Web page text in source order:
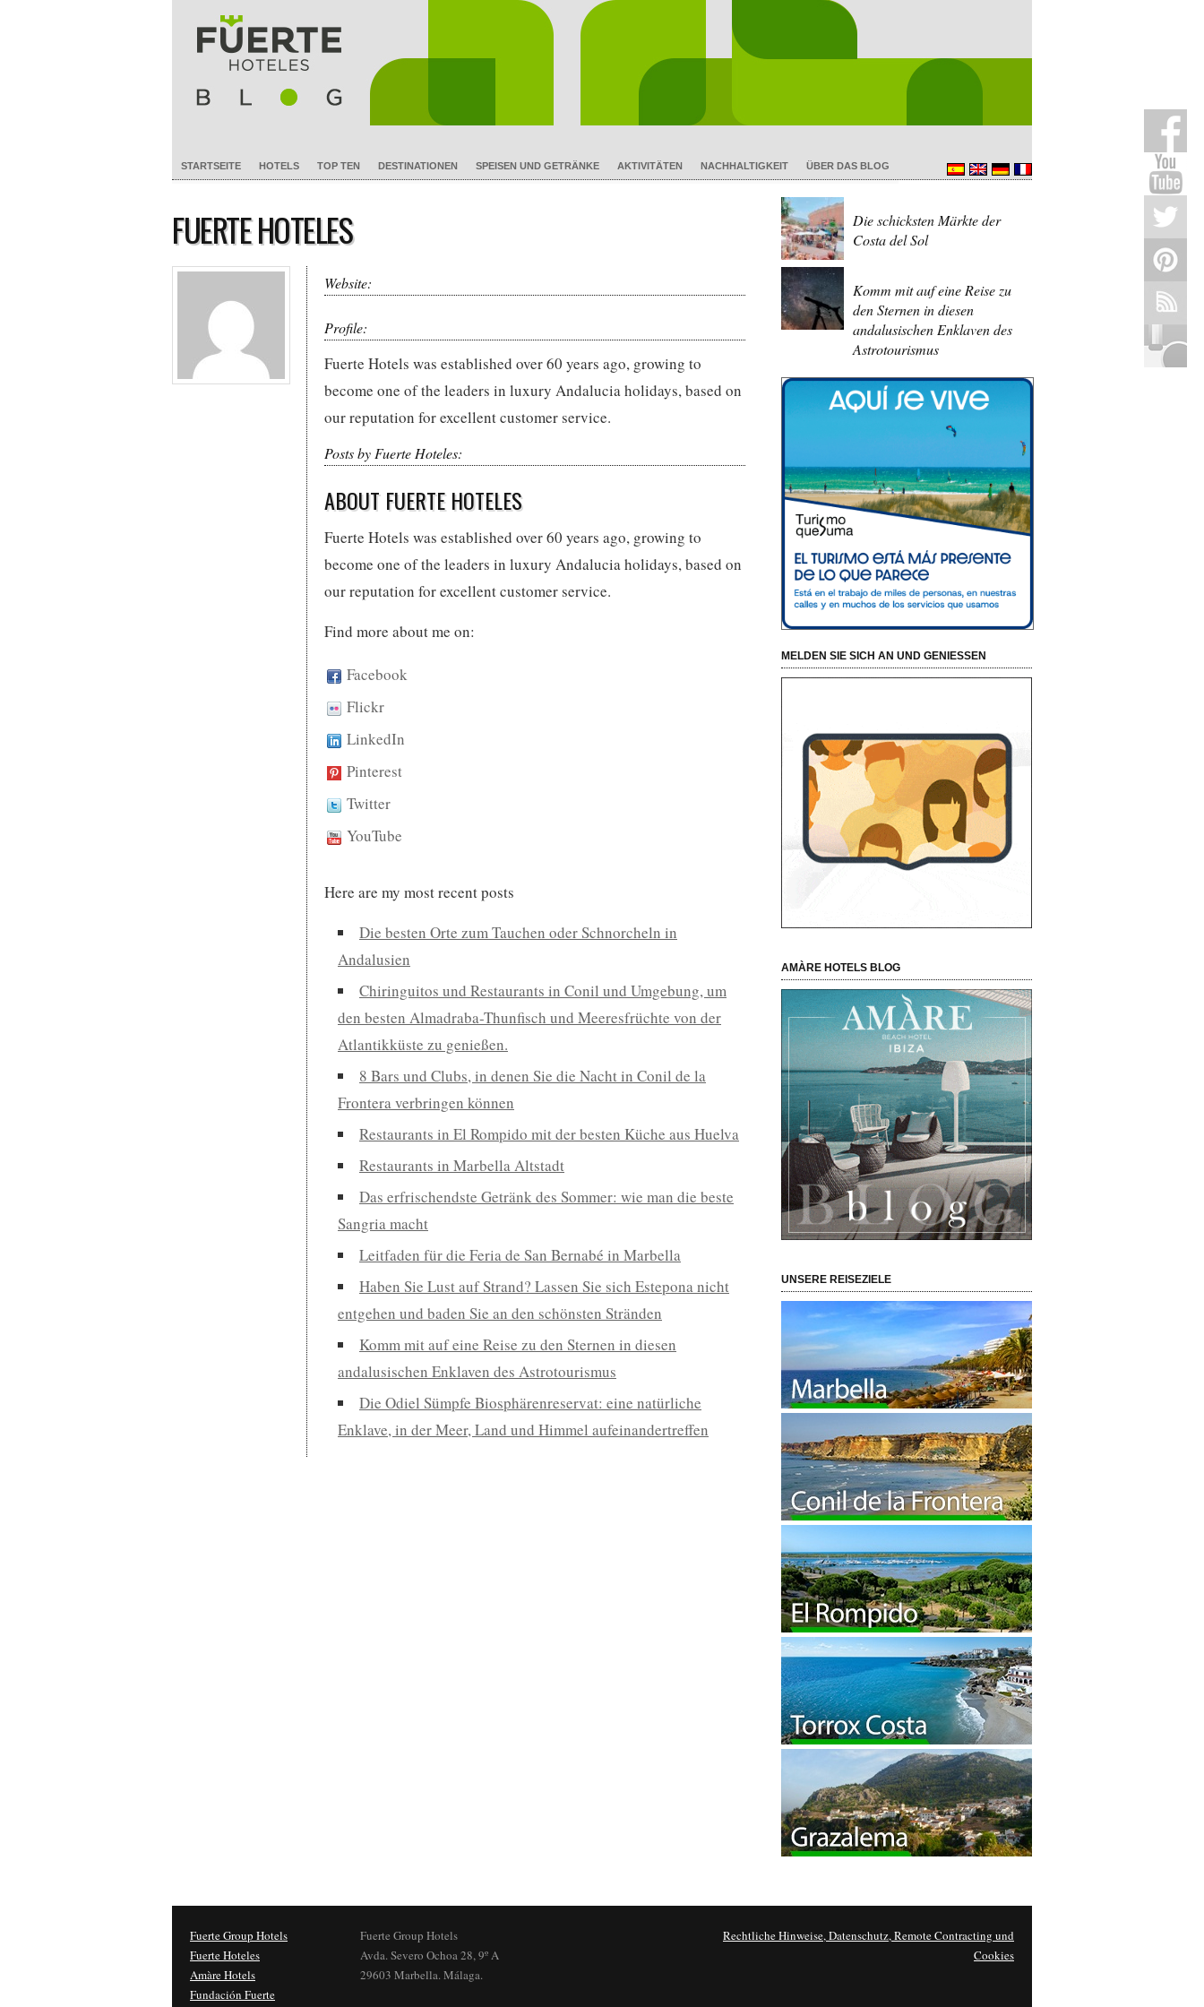
STARTSEITE HOTELS TOP TEN DESTINATIONEN SPEISEN UND GETRÄNKE AKTIVITÄTEN NACHHALTIGKEIT ÜBER DAS BLOG
FUERTE HOTELES
Website:
Profile:
Fuerte Hotels was established over 60 years ago, growing to
become one of the leaders in luxury Andalucia holidays, based on
our reputation for excellent customer service.
Posts by Fuerte Hoteles:
ABOUT FUERTE HOTELES
Fuerte Hotels was established over 60 years ago, growing to
become one of the leaders in luxury Andalucia holidays, based on
our reputation for excellent customer service.
Find more about me on:
Facebook
Flickr
LinkedIn
Pinterest
Twitter
YouTube
Here are my most recent posts
Die besten Orte zum Tauchen oder Schnorcheln in
Andalusien
Chiringuitos und Restaurants in Conil und Umgebung, um
den besten Almadraba-Thunfisch und Meeresfrüchte von der
Atlantikküste zu genießen.
8 Bars und Clubs, in denen Sie die Nacht in Conil de la
Frontera verbringen können
Restaurants in El Rompido mit der besten Küche aus Huelva
Restaurants in Marbella Altstadt
Das erfrischendste Getränk des Sommer: wie man die beste
Sangria macht
Leitfaden für die Feria de San Bernabé in Marbella
Haben Sie Lust auf Strand? Lassen Sie sich Estepona nicht
entgehen und baden Sie an den schönsten Stränden
Komm mit auf eine Reise zu den Sternen in diesen
andalusischen Enklaven des Astrotourismus
Die Odiel Sümpfe Biosphärenreservat: eine natürliche
Enklave, in der Meer, Land und Himmel aufeinandertreffen
Die schicksten Märkte der
Costa del Sol
Komm mit auf eine Reise zu
den Sternen in diesen
andalusischen Enklaven des
Astrotourismus
MELDEN SIE SICH AN UND GENIESSEN
AMÀRE HOTELS BLOG
UNSERE REISEZIELE
Fuerte Group Hotels
Fuerte Hoteles
Amàre Hotels
Fundación Fuerte
Fuerte Group Hotels
​Avda. Severo Ochoa 28, 9º A
29603 Marbella. Málaga.
Rechtliche Hinweise, Datenschutz, Remote Contracting und
Cookies